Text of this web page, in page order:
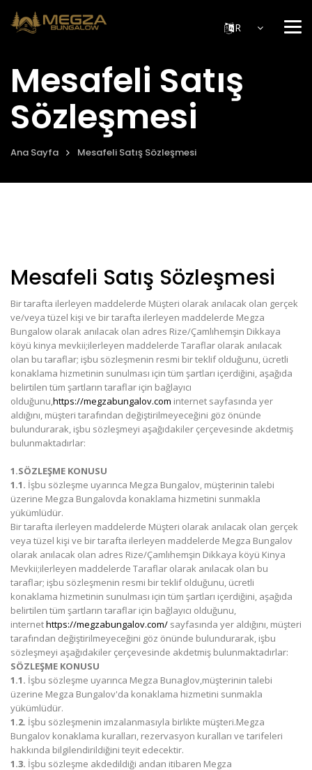
Mesafeli Satış
Sözleşmesi
Ana Sayfa Mesafeli Satış Sözleşmesi
Mesafeli Satış Sözleşmesi
Bir tarafta ilerleyen maddelerde Müşteri olarak anılacak olan gerçek
ve/veya tüzel kişi ve bir tarafta ilerleyen maddelerde Megza
Bungalow olarak anılacak olan adres Rize/Çamlıhemşin Dikkaya
köyü kinya mevkii;ilerleyen maddelerde Taraflar olarak anılacak
olan bu taraflar; işbu sözleşmenin resmi bir teklif olduğunu, ücretli
konaklama hizmetinin sunulması için tüm şartları içerdiğini, aşağıda
belirtilen tüm şartların taraflar için bağlayıcı
olduğunu,https://megzabungalov.com internet sayfasında yer
aldığını, müşteri tarafından değiştirilmeyeceğini göz önünde
bulundurarak, işbu sözleşmeyi aşağıdakiler çerçevesinde akdetmiş
bulunmaktadırlar:
1.SÖZLEŞME KONUSU
1.1. İşbu sözleşme uyarınca Megza Bungalov, müşterinin talebi
üzerine Megza Bungalovda konaklama hizmetini sunmakla
yükümlüdür.
Bir tarafta ilerleyen maddelerde Müşteri olarak anılacak olan gerçek
veya tüzel kişi ve bir tarafta ilerleyen maddelerde Megza Bungalov
olarak anılacak olan adres Rize/Çamlıhemşin Dikkaya köyü Kinya
Mevkii;ilerleyen maddelerde Taraflar olarak anılacak olan bu
taraflar; işbu sözleşmenin resmi bir teklif olduğunu, ücretli
konaklama hizmetinin sunulması için tüm şartları içerdiğini, aşağıda
belirtilen tüm şartların taraflar için bağlayıcı olduğunu,
internethttps://megzabungalov.com/ sayfasında yer aldığını, müşteri
tarafından değiştirilmeyeceğini göz önünde bulundurarak, işbu
sözleşmeyi aşağıdakiler çerçevesinde akdetmiş bulunmaktadırlar:
SÖZLEŞME KONUSU
1.1. İşbu sözleşme uyarınca Megza Bunaglov,müşterinin talebi
üzerine Megza Bungalov'da konaklama hizmetini sunmakla
yükümlüdür.
1.2. İşbu sözleşmenin imzalanmasıyla birlikte müşteri.Megza
Bungalov konaklama kuralları, rezervasyon kuralları ve tarifeleri
hakkında bilgilendirildiğini teyit edecektir.
1.3. İşbu sözleşme akdedildiği andan itibaren Megza